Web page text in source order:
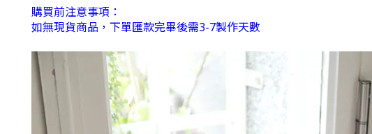
購買前注意事項：
如無現貨商品，下單匯款完畢後需3-7製作天數